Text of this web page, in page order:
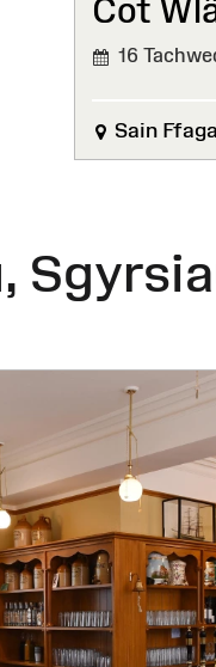
Cot
16
WEDI'I
Sain